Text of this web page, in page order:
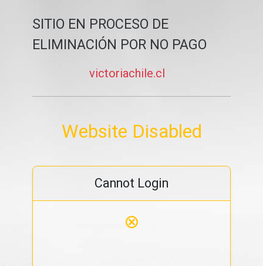
SITIO EN PROCESO DE
ELIMINACIÓN POR NO PAGO
victoriachile.cl
Website Disabled
Cannot Login
⊗